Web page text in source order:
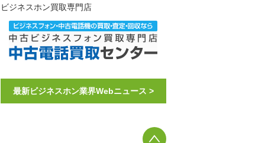
ビジネスホン買取専門店
最新ビジネスホン業界Webニュース >